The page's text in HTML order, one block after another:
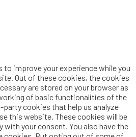
improve your experience while you
Out of these cookies, the cookies
are stored on your browser as
of basic functionalities of the
cookies that help us analyze
this website. These cookies will be
with your consent. You also have the